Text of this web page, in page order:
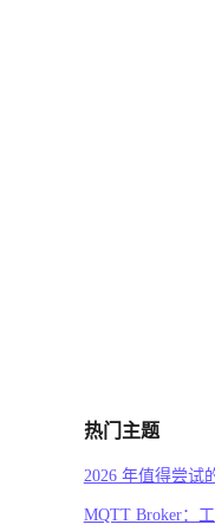
热门主题
2026 年值得尝试
MQTT Broker：